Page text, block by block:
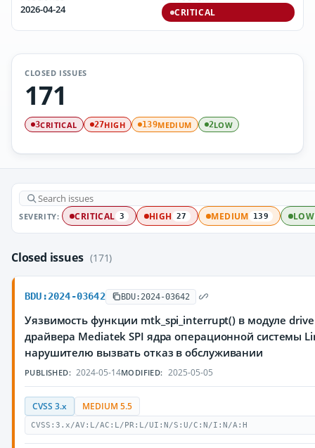
2026-04-24
CRITICAL
CLOSED ISSUES
171
3CRITICAL 27HIGH 139MEDIUM 2LOW
SEVERITY: CRITICAL 3 HIGH 27 MEDIUM 139 LOW
Closed issues (171)
BDU:2024-03642 BDU:2024-03642
Уязвимость функции mtk_spi_interrupt() в модуле
драйвера Mediatek SPI ядра операционной системы
нарушителю вызвать отказ в обслуживании
PUBLISHED: 2024-05-14MODIFIED: 2025-05-05
CVSS 3.x MEDIUM 5.5
CVSS:3.x/AV:L/AC:L/PR:L/UI:N/S:U/C:N/I:N/A:H